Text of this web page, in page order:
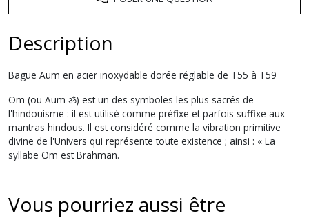
Description
Bague Aum en acier inoxydable dorée réglable de T55 à T59
Om (ou Aum ॐ) est un des symboles les plus sacrés de
l'hindouisme : il est utilisé comme préfixe et parfois suffixe aux
mantras hindous. Il est considéré comme la vibration primitive
divine de l'Univers qui représente toute existence ; ainsi : « La
syllabe Om est Brahman.
Vous pourriez aussi être